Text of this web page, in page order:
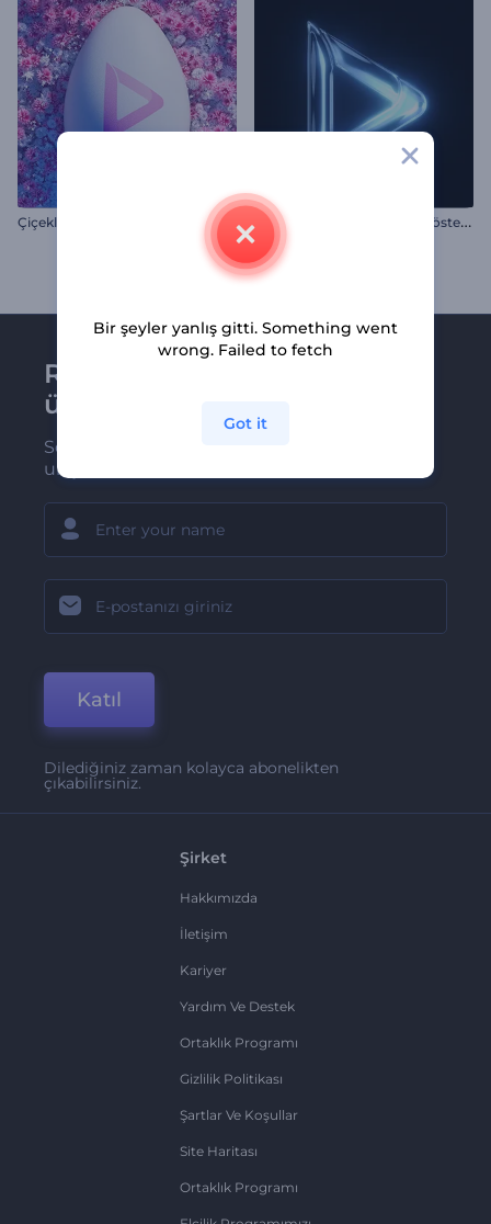
Çiçekli Paskalya Yumurtası İntro K
aranlıkta Parlayan Logo Gösterimi
Renderforest bültenine
üye olun
Son haber ve tekliflerimiz ilk olarak size
ulaşsın
Katıl
Dilediğiniz zaman kolayca abonelikten
çıkabilirsiniz.
Şirket
Hakkımızda
İletişim
Kariyer
Yardım Ve Destek
Ortaklık Programı
Gizlilik Politikası
Şartlar Ve Koşullar
Site Haritası
Ortaklık Programı
Bir şeyler yanlış gitti. Something went
wrong. Failed to fetch
Got it